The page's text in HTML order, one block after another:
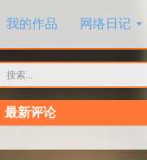
我的作品 网络日记
索：
最新评论